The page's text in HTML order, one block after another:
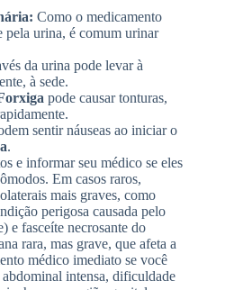
Como o medicamento
pela urina, é comum urinar
da urina pode levar à
à sede.
pode causar tonturas,
sentir náuseas ao iniciar o
.
e informar seu médico se eles
Em casos raros,
mais graves, como
perigosa causada pelo
e fasceíte necrosante do
rara, mas grave, que afeta a
médico imediato se você
intensa, dificuldade